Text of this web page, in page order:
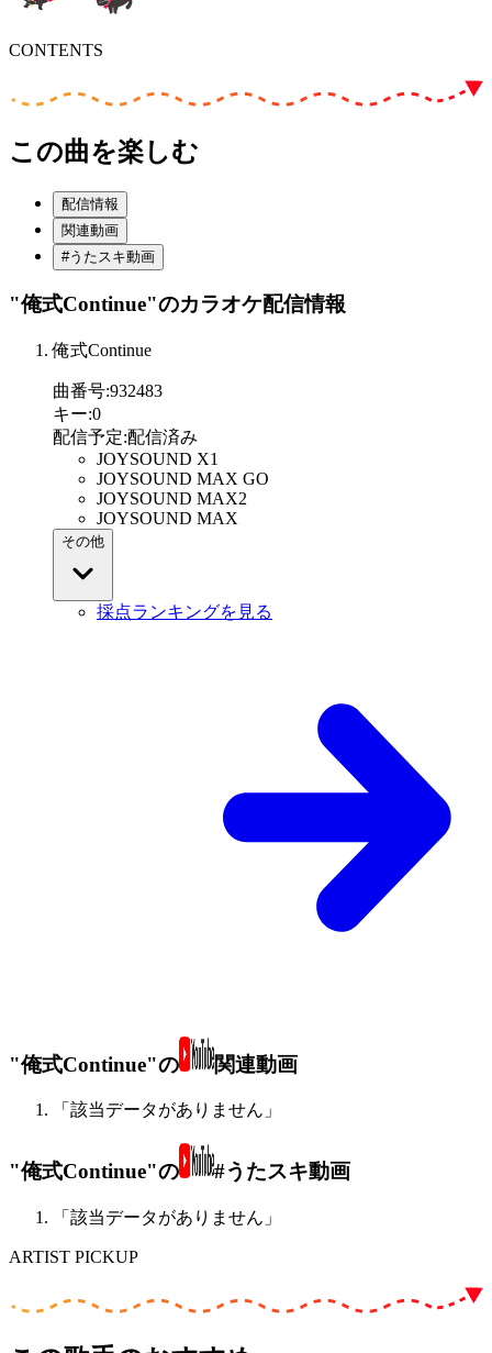
CONTENTS
この曲を楽しむ
配信情報
関連動画
#うたスキ動画
"俺式Continue"のカラオケ配信情報
俺式Continue
曲番号:932483
キー:0
配信予定:配信済み
JOYSOUND X1
JOYSOUND MAX GO
JOYSOUND MAX2
JOYSOUND MAX
その他
採点ランキングを見る
"俺式Continue"の 関連動画
「該当データがありません」
"俺式Continue"の #うたスキ動画
「該当データがありません」
ARTIST PICKUP